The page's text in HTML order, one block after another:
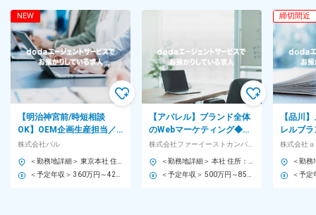
中途入社の方であっても、
いちから丁寧にお教えしていきますので
まずは「オシャレをするのが好き」という
想いがあれば十分です！
▽アイアの中途スタッフの経験職種▽
◎飲食店接客
◎保険営業
◎不動産事務
◎ホテル接客
NEW
【明治神宮前/時短相談
OK】OEM企画生産担当／
布帛中心◆ブランドからの
受注・生産管理◆週休2日制
株式会社パル
【アパレル】ブランド全体
のWebマーケティング◆店
舗・SNS・ECを横断した企
画◆サザビーリーグG
締切間近
【品川
レルブ
カ）』／
大／キ